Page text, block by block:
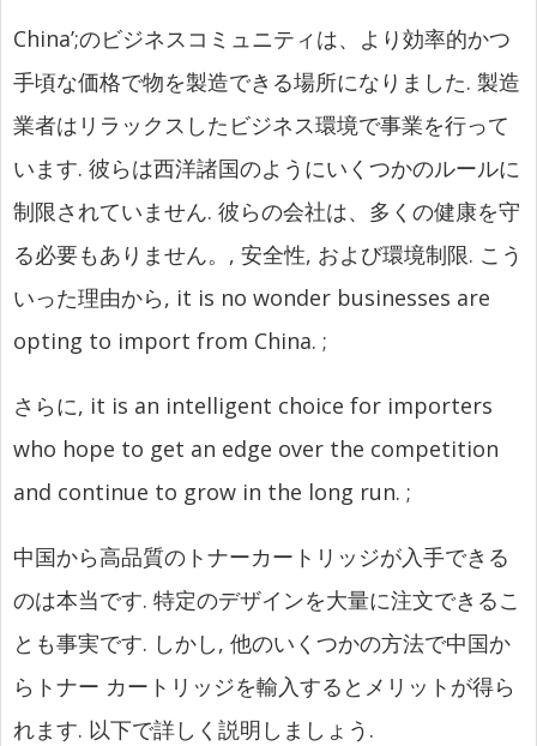
China’;のビジネスコミュニティは、より効率的かつ
手頃な価格で物を製造できる場所になりました. 製造
業者はリラックスしたビジネス環境で事業を行って
います. 彼らは西洋諸国のようにいくつかのルールに
制限されていません. 彼らの会社は、多くの健康を守
る必要もありません。, 安全性, および環境制限. こう
いった理由から, it is no wonder businesses are
opting to import from China. ;
さらに, it is an intelligent choice for importers
who hope to get an edge over the competition
and continue to grow in the long run. ;
中国から高品質のトナーカートリッジが入手できる
のは本当です. 特定のデザインを大量に注文できるこ
とも事実です. しかし, 他のいくつかの方法で中国か
らトナー カートリッジを輸入するとメリットが得ら
れます. 以下で詳しく説明しましょう.